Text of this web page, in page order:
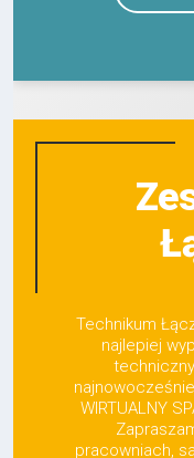
Technikum
najlepiej
WIRTUALNY
pracowniach,